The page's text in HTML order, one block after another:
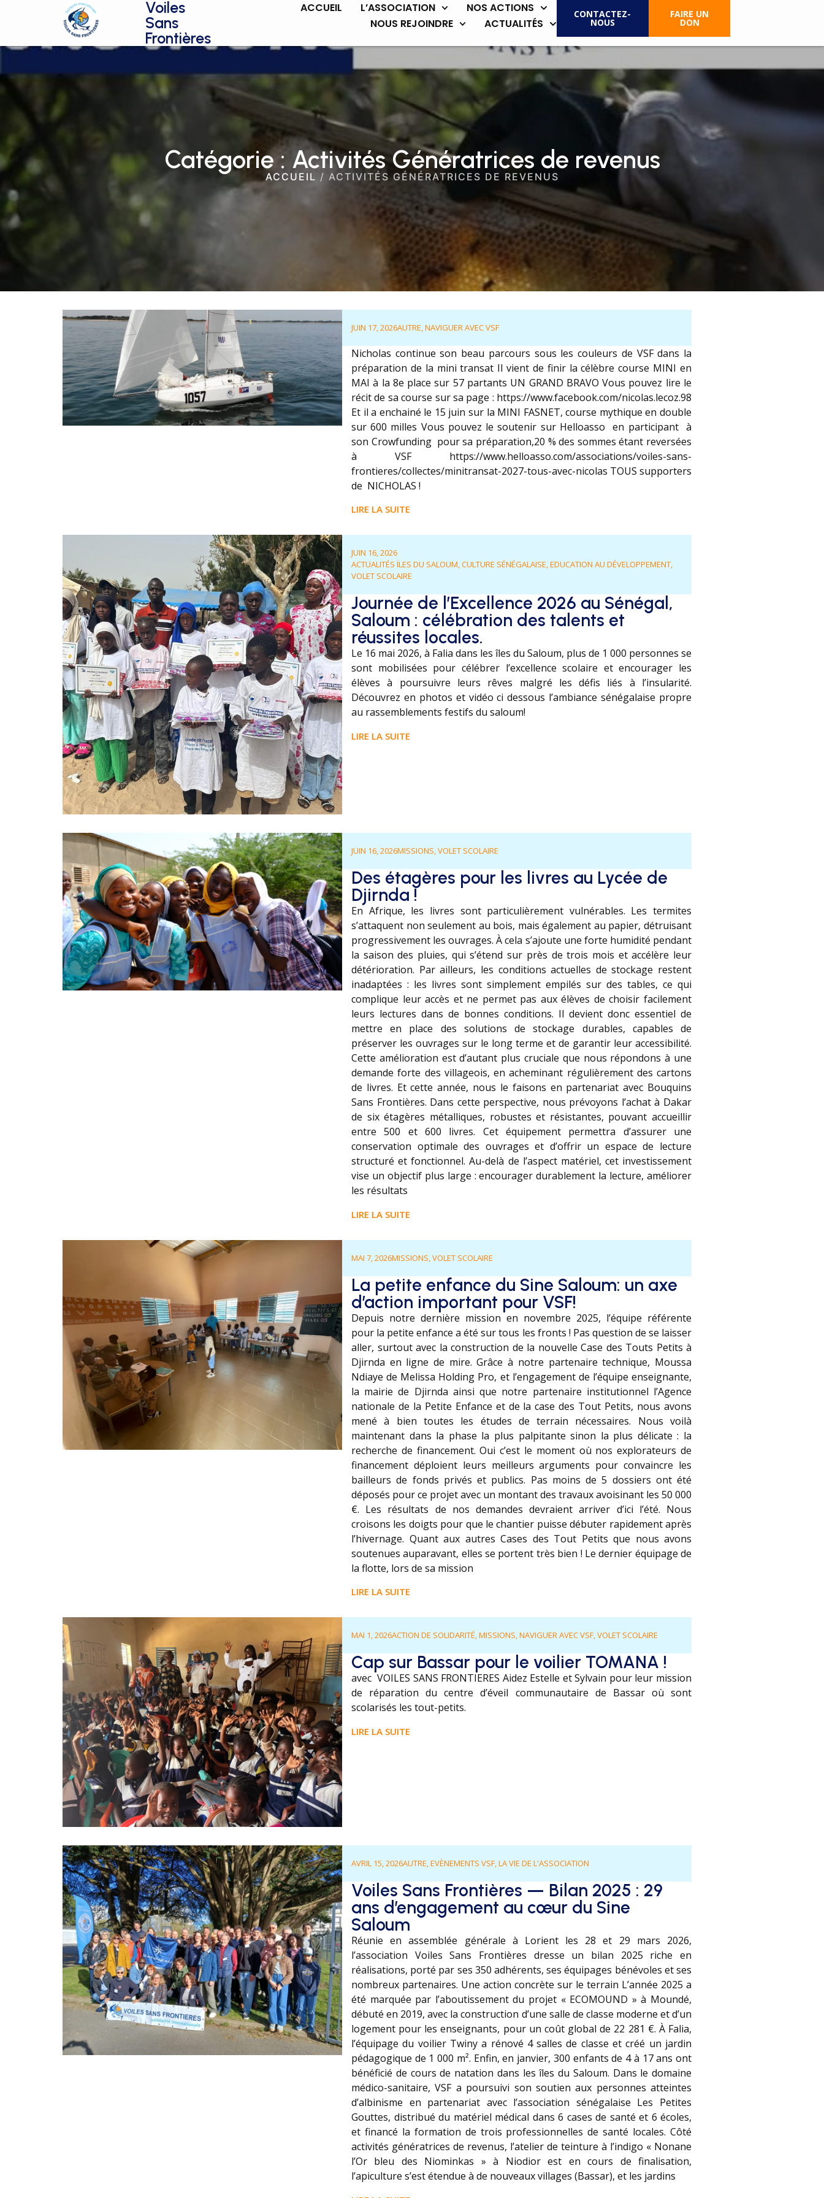
Voiles
Sans
Frontières
ACCUEIL L’ASSOCIATION
NOS ACTIONS
NOUS REJOINDRE
ACTUALITÉS
CONTACTEZ-
NOUS
FAIRE UN
DON
Catégorie : Activités Génératrices de revenus
ACCUEIL / ACTIVITÉS GÉNÉRATRICES DE REVENUS
JUIN 17, 2026AUTRE,NAVIGUER AVEC VSF
Nicholas continue son beau parcours sous les couleurs de VSF dans la
préparation de la mini transat Il vient de finir la célèbre course MINI en
MAI à la 8e place sur 57 partants UN GRAND BRAVO Vous pouvez lire le
récit de sa course sur sa page : https://www.facebook.com/nicolas.lecoz.98
Et il a enchainé le 15 juin sur la MINI FASNET, course mythique en double
sur 600 milles Vous pouvez le soutenir sur Helloasso en participant à
son Crowfunding pour sa préparation,20 % des sommes étant reversées
à VSF https://www.helloasso.com/associations/voiles-sans-
frontieres/collectes/minitransat-2027-tous-avec-nicolas TOUS supporters
de NICHOLAS !
LIRE LA SUITE
JUIN 16, 2026
ACTUALITÉS ÏLES DU SALOUM,CULTURE SÉNÉGALAISE,EDUCATION AU DÉVELOPPEMENT,
VOLET SCOLAIRE
Journée de l’Excellence 2026 au Sénégal,
Saloum : célébration des talents et
réussites locales.
Le 16 mai 2026, à Falia dans les îles du Saloum, plus de 1 000 personnes se
sont mobilisées pour célébrer l’excellence scolaire et encourager les
élèves à poursuivre leurs rêves malgré les défis liés à l’insularité.
Découvrez en photos et vidéo ci dessous l’ambiance sénégalaise propre
au rassemblements festifs du saloum!
LIRE LA SUITE
JUIN 16, 2026MISSIONS,VOLET SCOLAIRE
Des étagères pour les livres au Lycée de
Djirnda !
En Afrique, les livres sont particulièrement vulnérables. Les termites
s’attaquent non seulement au bois, mais également au papier, détruisant
progressivement les ouvrages. À cela s’ajoute une forte humidité pendant
la saison des pluies, qui s’étend sur près de trois mois et accélère leur
détérioration. Par ailleurs, les conditions actuelles de stockage restent
inadaptées : les livres sont simplement empilés sur des tables, ce qui
complique leur accès et ne permet pas aux élèves de choisir facilement
leurs lectures dans de bonnes conditions. Il devient donc essentiel de
mettre en place des solutions de stockage durables, capables de
préserver les ouvrages sur le long terme et de garantir leur accessibilité.
Cette amélioration est d’autant plus cruciale que nous répondons à une
demande forte des villageois, en acheminant régulièrement des cartons
de livres. Et cette année, nous le faisons en partenariat avec Bouquins
Sans Frontières. Dans cette perspective, nous prévoyons l’achat à Dakar
de six étagères métalliques, robustes et résistantes, pouvant accueillir
entre 500 et 600 livres. Cet équipement permettra d’assurer une
conservation optimale des ouvrages et d’offrir un espace de lecture
structuré et fonctionnel. Au-delà de l’aspect matériel, cet investissement
vise un objectif plus large : encourager durablement la lecture, améliorer
les résultats
LIRE LA SUITE
MAI 7, 2026MISSIONS,VOLET SCOLAIRE
La petite enfance du Sine Saloum: un axe
d’action important pour VSF!
Depuis notre dernière mission en novembre 2025, l’équipe référente
pour la petite enfance a été sur tous les fronts ! Pas question de se laisser
aller, surtout avec la construction de la nouvelle Case des Touts Petits à
Djirnda en ligne de mire. Grâce à notre partenaire technique, Moussa
Ndiaye de Melissa Holding Pro, et l’engagement de l’équipe enseignante,
la mairie de Djirnda ainsi que notre partenaire institutionnel l’Agence
nationale de la Petite Enfance et de la case des Tout Petits, nous avons
mené à bien toutes les études de terrain nécessaires. Nous voilà
maintenant dans la phase la plus palpitante sinon la plus délicate : la
recherche de financement. Oui c’est le moment où nos explorateurs de
financement déploient leurs meilleurs arguments pour convaincre les
bailleurs de fonds privés et publics. Pas moins de 5 dossiers ont été
déposés pour ce projet avec un montant des travaux avoisinant les 50 000
€. Les résultats de nos demandes devraient arriver d’ici l’été. Nous
croisons les doigts pour que le chantier puisse débuter rapidement après
l’hivernage. Quant aux autres Cases des Tout Petits que nous avons
soutenues auparavant, elles se portent très bien ! Le dernier équipage de
la flotte, lors de sa mission
LIRE LA SUITE
MAI 1, 2026ACTION DE SOLIDARITÉ,MISSIONS,NAVIGUER AVEC VSF,VOLET SCOLAIRE
Cap sur Bassar pour le voilier TOMANA !
avec VOILES SANS FRONTIERES Aidez Estelle et Sylvain pour leur mission
de réparation du centre d’éveil communautaire de Bassar où sont
scolarisés les tout-petits.
LIRE LA SUITE
AVRIL 15, 2026AUTRE,EVÈNEMENTS VSF,LA VIE DE L'ASSOCIATION
Voiles Sans Frontières — Bilan 2025 : 29
ans d’engagement au cœur du Sine
Saloum
Réunie en assemblée générale à Lorient les 28 et 29 mars 2026,
l’association Voiles Sans Frontières dresse un bilan 2025 riche en
réalisations, porté par ses 350 adhérents, ses équipages bénévoles et ses
nombreux partenaires. Une action concrète sur le terrain L’année 2025 a
été marquée par l’aboutissement du projet « ECOMOUND » à Moundé,
débuté en 2019, avec la construction d’une salle de classe moderne et d’un
logement pour les enseignants, pour un coût global de 22 281 €. À Falia,
l’équipage du voilier Twiny a rénové 4 salles de classe et créé un jardin
pédagogique de 1 000 m². Enfin, en janvier, 300 enfants de 4 à 17 ans ont
bénéficié de cours de natation dans les îles du Saloum. Dans le domaine
médico-sanitaire, VSF a poursuivi son soutien aux personnes atteintes
d’albinisme en partenariat avec l’association sénégalaise Les Petites
Gouttes, distribué du matériel médical dans 6 cases de santé et 6 écoles,
et financé la formation de trois professionnelles de santé locales. Côté
activités génératrices de revenus, l’atelier de teinture à l’indigo « Nonane
l’Or bleu des Niominkas » à Niodior est en cours de finalisation,
l’apiculture s’est étendue à de nouveaux villages (Bassar), et les jardins